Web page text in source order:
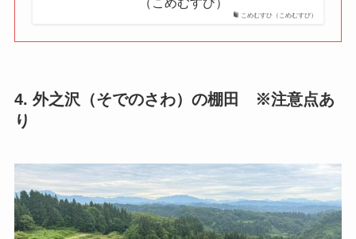
こめむすひ（こめむすび）
4. 外之沢（そでのさわ）の棚田 ※注意点あ
り